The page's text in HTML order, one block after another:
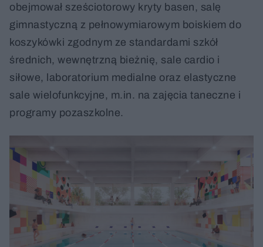
obejmował sześciotorowy kryty basen, salę
gimnastyczną z pełnowymiarowym boiskiem do
koszykówki zgodnym ze standardami szkół
średnich, wewnętrzną bieżnię, sale cardio i
siłowe, laboratorium medialne oraz elastyczne
sale wielofunkcyjne, m.in. na zajęcia taneczne i
programy pozaszkolne.